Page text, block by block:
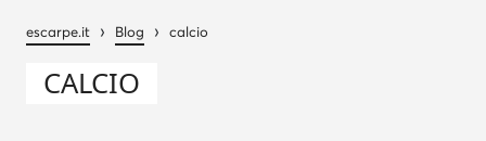
escarpe.it › Blog › calcio
CALCIO